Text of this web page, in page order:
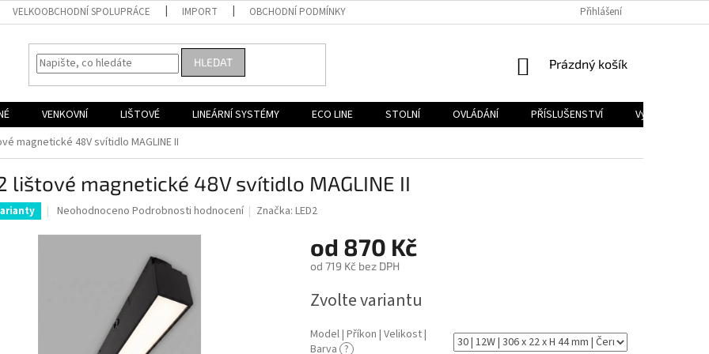
VELKOOBCHODNÍ SPOLUPRÁCE IMPORT OBCHODNÍ PODMÍNKY Přihlášení
HLEDAT
NÁKUPNÍ
Prázdný košík
VENKOVNÍ LIŠTOVÉ LINEÁRNÍ SYSTÉMY ECO LINE STOLNÍ OVLÁDÁNÍ PŘÍSLUŠENSTVÍ
Výprodej
magnetické 48V svítidlo MAGLINE II
lištové magnetické 48V svítidlo MAGLINE II
Průměrné
produktu
Neohodnoceno Podrobnosti hodnocení Značka:LED2
od 870 Kč
od 719 Kčbez DPH
cena:
Zvolte variantu
Model | Příkon | Velikost |
Barva ?